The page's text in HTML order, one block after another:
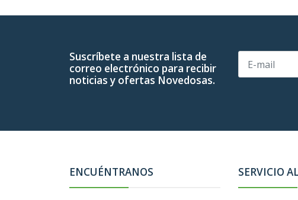
Suscríbete a nuestra lista de
correo electrónico para recibir
noticias y ofertas Novedosas.
ENCUÉNTRANOS SERVICIO